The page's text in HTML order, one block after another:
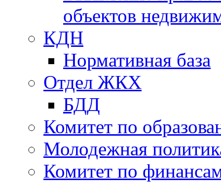
объектов
КДН
Нормативная база
Отдел ЖКХ
БДД
Комитет по
Молодежная
Комитет по